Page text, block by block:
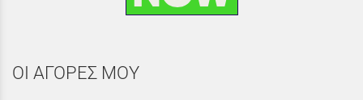
ΟΙ ΑΓΟΡΕΣ ΜΟΥ